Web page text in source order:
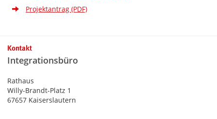
Projektantrag (PDF)
Kontakt
Integrationsbüro
Rathaus
Willy-Brandt-Platz 1
67657 Kaiserslautern